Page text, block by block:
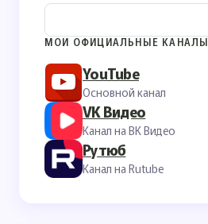
МОИ ОФИЦИАЛЬНЫЕ КАНАЛЫ
YouTube
Основной канал
VK Видео
Канал на ВК Видео
Рутюб
Канал на Rutube